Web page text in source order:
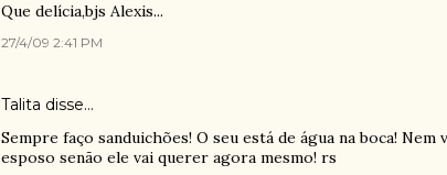
Que delícia,bjs Alexis...
27/4/09 2:41 PM
Talita disse…
Sempre faço sanduichões! O seu está de água na boca!
esposo senão ele vai querer agora mesmo! rs